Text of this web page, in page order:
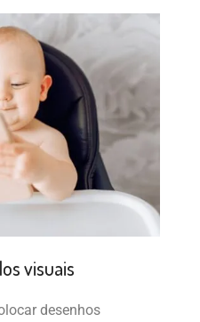
visuais
desenhos